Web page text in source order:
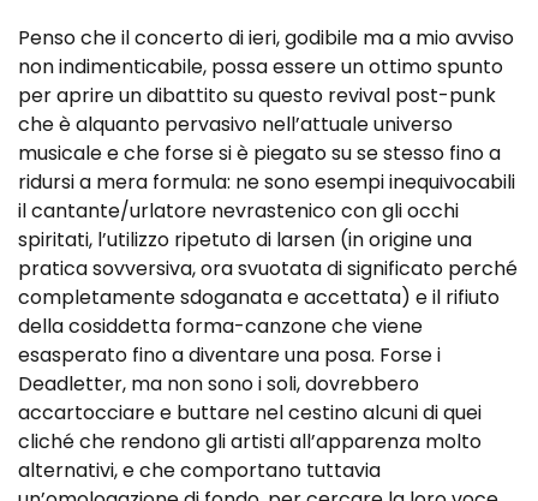
Penso che il concerto di ieri, godibile ma a mio avviso
non indimenticabile, possa essere un ottimo spunto
per aprire un dibattito su questo revival post-punk
che è alquanto pervasivo nell’attuale universo
musicale e che forse si è piegato su se stesso fino a
ridursi a mera formula: ne sono esempi inequivocabili
il cantante/urlatore nevrastenico con gli occhi
spiritati, l’utilizzo ripetuto di larsen (in origine una
pratica sovversiva, ora svuotata di significato perché
completamente sdoganata e accettata) e il rifiuto
della cosiddetta forma-canzone che viene
esasperato fino a diventare una posa. Forse i
Deadletter, ma non sono i soli, dovrebbero
accartocciare e buttare nel cestino alcuni di quei
cliché che rendono gli artisti all’apparenza molto
alternativi, e che comportano tuttavia